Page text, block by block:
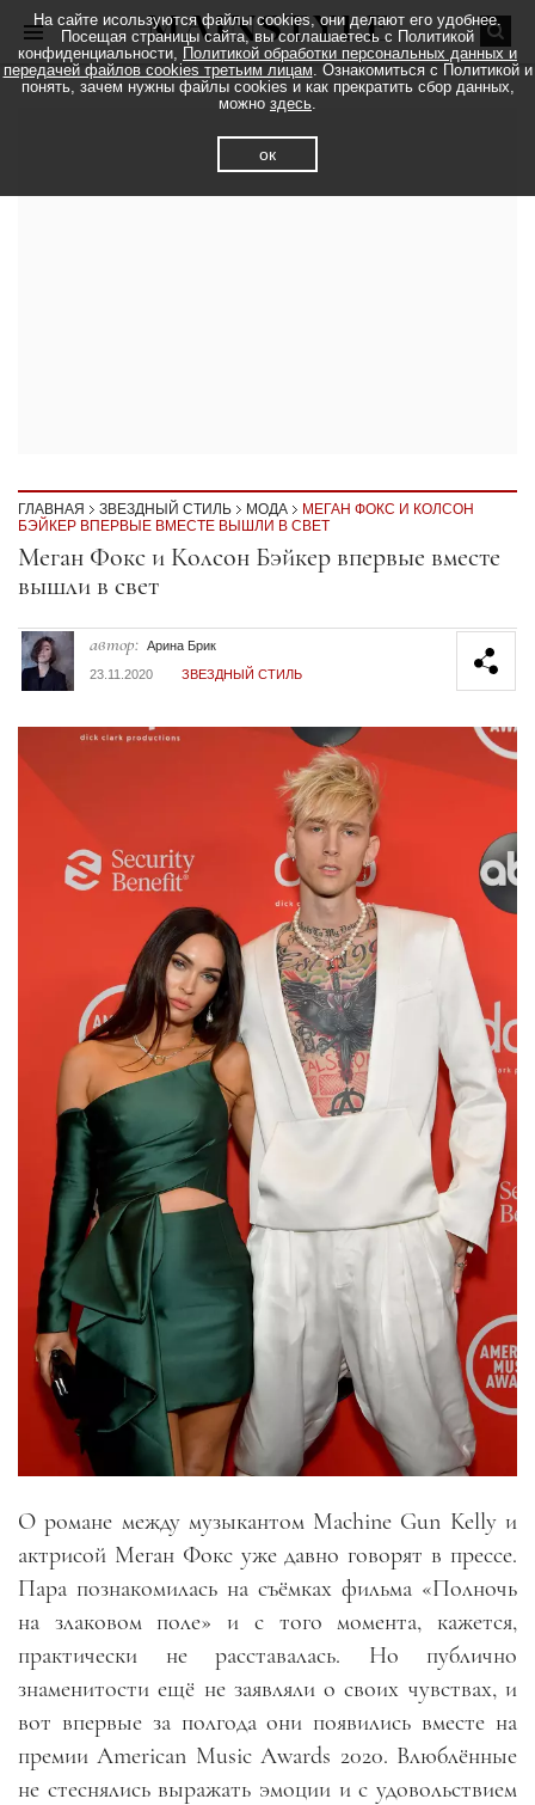
ГЛАВНАЯ ЗВЕЗДНЫЙ СТИЛЬ МОДА
МЕГАН ФОКС И КОЛСОН
БЭЙКЕР ВПЕРВЫЕ ВМЕСТЕ ВЫШЛИ В СВЕТ
Секция статей
Меган Фокс и Колсон Бэйкер впервые вместе
вышли в свет
автор: Арина Брик
23.11.2020
ЗВЕЗДНЫЙ СТИЛЬ
О романе между музыкантом Machine Gun Kelly и
актрисой Меган Фокс уже давно говорят в прессе.
Пара познакомилась на съёмках фильма «Полночь
на злаковом поле» и с того момента, кажется,
практически не расставалась. Но публично
знаменитости ещё не заявляли о своих чувствах, и
вот впервые за полгода они появились вместе на
премии American Music Awards 2020. Влюблённые
не стеснялись выражать эмоции и с удовольствием
На сайте исользуются файлы cookies, они делают его удобнее.
Посещая страницы сайта, вы соглашаетесь с Политикой
конфиденциальности, Политикой обработки персональных данных и
передачей файлов cookies третьим лицам. Ознакомиться с Политикой и
понять, зачем нужны файлы cookies и как прекратить сбор данных,
можно здесь.
ок